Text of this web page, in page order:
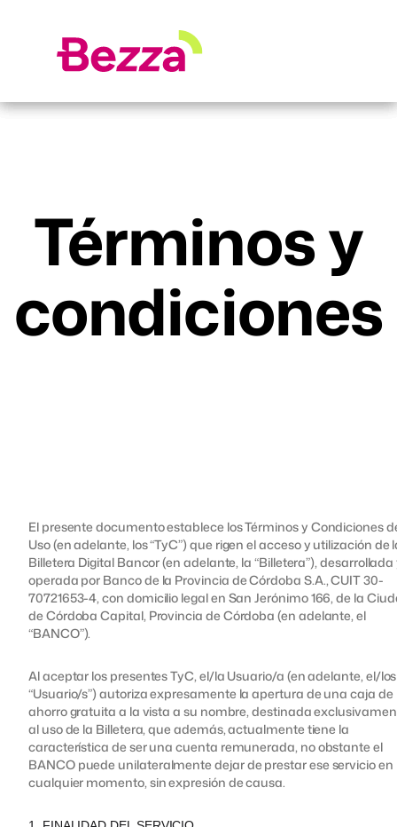
Términos y
condiciones
El presente documento establece los Términos y Condiciones
Uso (en adelante, los “TyC”) que rigen el acceso y utilización de
Billetera Digital Bancor (en adelante, la “Billetera”), desarrollada
operada por Banco de la Provincia de Córdoba S.A., CUIT 30-
70721653-4, con domicilio legal en San Jerónimo 166, de la
de Córdoba Capital, Provincia de Córdoba (en adelante, el
“BANCO”).
Al aceptar los presentes TyC, el/la Usuario/a (en adelante, el/los
“Usuario/s”) autoriza expresamente la apertura de una caja de
ahorro gratuita a la vista a su nombre, destinada
al uso de la Billetera, que además, actualmente tiene la
característica de ser una cuenta remunerada, no obstante el
BANCO puede unilateralmente dejar de prestar ese servicio en
cualquier momento, sin expresión de causa.